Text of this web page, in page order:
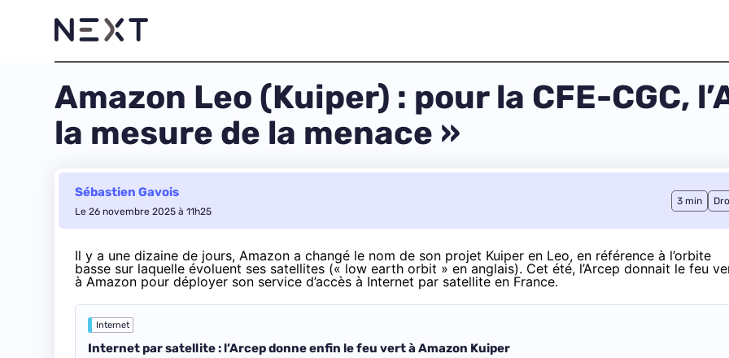
Amazon Leo (Kuiper) : pour la CFE-CGC,
la mesure de la menace »
Sébastien Gavois
Le 26 novembre 2025 à 11h25
3 min
Il y a une dizaine de jours, Amazon a changé le nom de son projet Kuiper en Leo, en référence à l’orbite
basse sur laquelle évoluent ses satellites (« low earth orbit » en anglais). Cet été, l’Arcep donnait le feu
à Amazon pour déployer son service d’accès à Internet par satellite en France.
Internet
Internet par satellite : l’Arcep donne enfin le feu vert à Amazon Kuiper